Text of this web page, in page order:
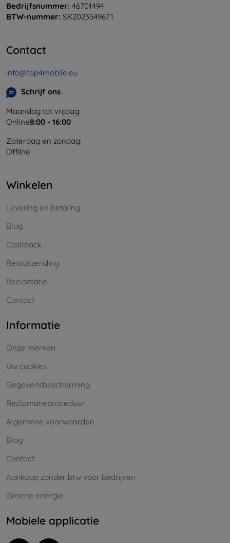
Bedrijfsnummer: 46701494
BTW-nummer: SK2023549671
Contact
info@top4mobile.eu
Schrijf ons
Maandag tot vrijdag:
Online8:00 - 16:00
Zaterdag en zondag:
Offline
Winkelen
Levering en betaling
Blog
Cashback
Retourzending
Reclamatie
Contact
Informatie
Onze merken
Uw cookies
Gegevensbescherming
Reclamatieproceduur
Algemene voorwaarden
Blog
Contact
Aankoop zonder btw voor bedrijven
Groene energie
Mobiele applicatie